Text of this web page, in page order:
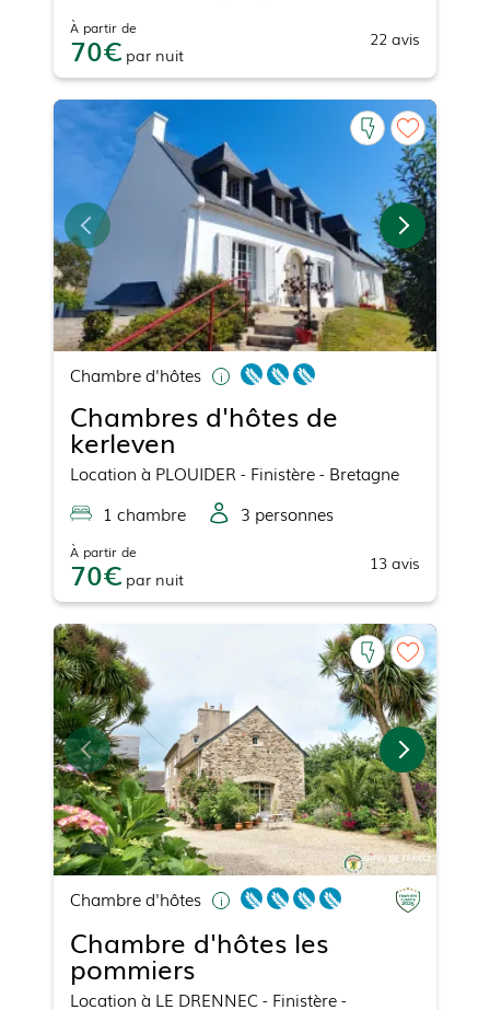
À partir de
70 par nuit
22 avis
Chambre d'hôtes
Chambres d'hôtes de
kerleven
Location à PLOUIDER - Finistère - Bretagne
1 chambre 3 personnes
À partir de
70 par nuit
13 avis
Chambre d'hôtes
Chambre d'hôtes les
pommiers
Location à LE DRENNEC- Finistère -